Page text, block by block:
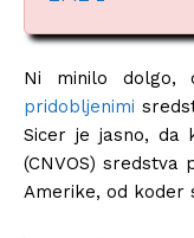
Ni minilo dolgo,
pridobljenimi
Sicer je jasno, da
(CNVOS) sredstva
Amerike, od koder